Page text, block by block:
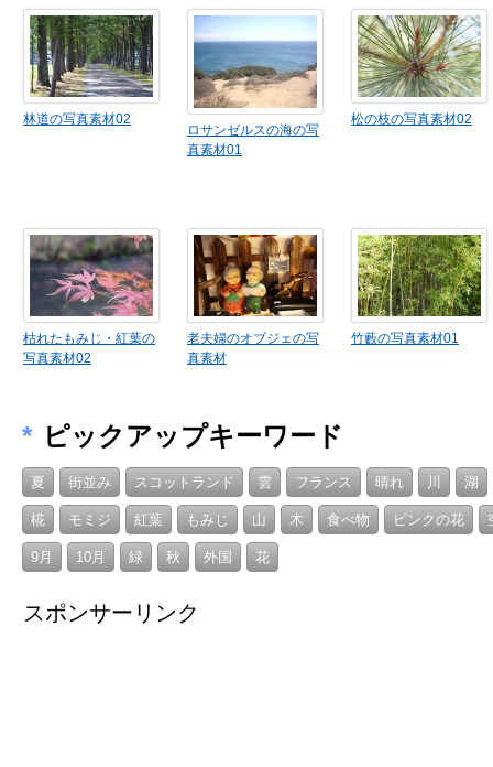
林道の写真素材02
ロサンゼルスの海の写
真素材01
松の枝の写真素材02
枯れたもみじ・紅葉の
写真素材02
老夫婦のオブジェの写
真素材
竹藪の写真素材01
* ピックアップキーワード
夏 街並み スコットランド 雲 フランス 晴れ 川 湖
椛 モミジ 紅葉 もみじ 山 木 食べ物 ピンクの花
9月 10月 緑 秋 外国 花
スポンサーリンク